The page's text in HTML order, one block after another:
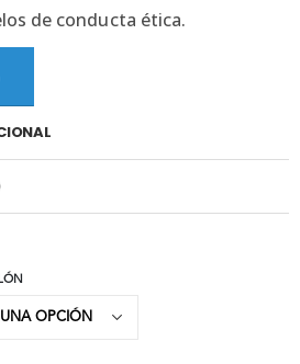
de conducta ética.